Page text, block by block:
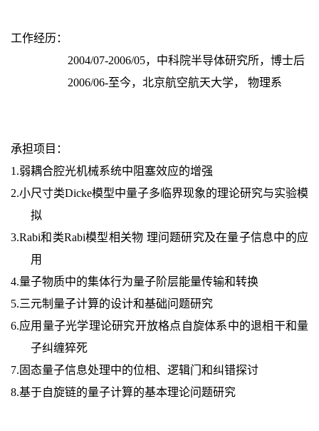
工作经历：
2004/07-2006/05，中科院半导体研究所，博士后
2006/06-至今，北京航空航天大学， 物理系
承担项目：
1.弱耦合腔光机械系统中阻塞效应的增强
2.小尺寸类Dicke模型中量子多临界现象的理论研究与实验模
拟
3.Rabi和类Rabi模型相关物 理问题研究及在量子信息中的应
用
4.量子物质中的集体行为量子阶层能量传输和转换
5.三元制量子计算的设计和基础问题研究
6.应用量子光学理论研究开放格点自旋体系中的退相干和量
子纠缠猝死
7. 固态量子信息处理中的位相、逻辑门和纠错探讨
8.基于自旋链的量子计算的基本理论问题研究